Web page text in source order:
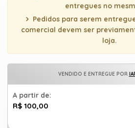
entregues no
Pedidos para serem
comercial devem ser
loja.
VENDIDO E ENTREGUE POR
A partir de:
R$ 100,00